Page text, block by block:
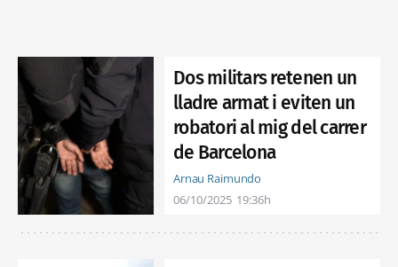
Dos militars retenen un
lladre armat i eviten un
robatori al mig del carrer
de Barcelona
Arnau Raimundo
06/10/2025 19:36h